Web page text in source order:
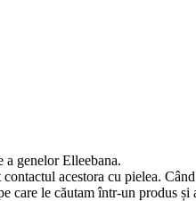
genelor Elleebana.
acestora cu pielea.
care le căutam într-un produs și